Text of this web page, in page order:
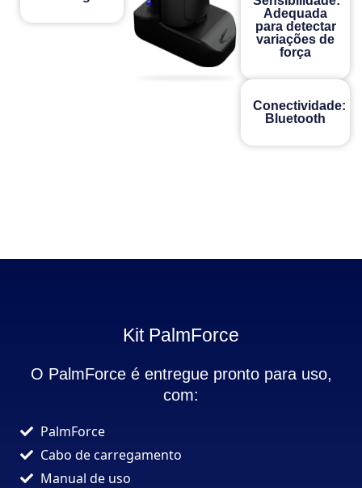
Adequada
para detectar
variações de
força
Conectividade:
Bluetooth
Kit PalmForce
O PalmForce é entregue pronto para uso,
com:
PalmForce
Cabo de carregamento
Manual de uso